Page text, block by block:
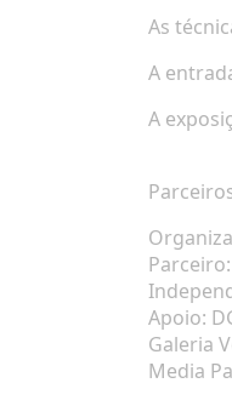
As
A
A
Apoio:
Galeria
Media